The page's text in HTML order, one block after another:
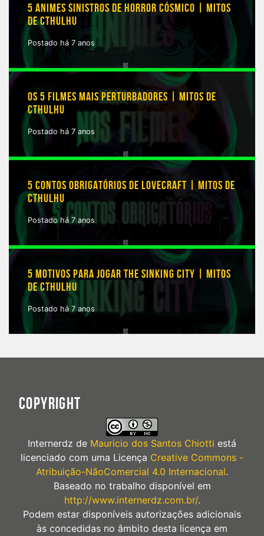
5 ANIMES SINISTROS DE HORROR CÓSMICO | MITOS
DE CTHULHU
Postado há 7 anos
OS 5 FILMES MAIS PERTURBADORES | MITOS DE
CTHULHU
Postado há 7 anos
5 CONTOS OBRIGATÓRIOS DE LOVECRAFT | MITOS DE
CTHULHU
Postado há 7 anos
5 MOTIVOS PARA JOGAR THE SINKING CITY | MITOS
DE CTHULHU
Postado há 7 anos
COPYRIGHT
Internerdz de Mauricio dos Santos Chiotti está
licenciado com uma Licença Creative Commons -
Atribuição-NãoComercial 4.0 Internacional.
Baseado no trabalho disponível em
http://www.internerdz.com.br/.
Podem estar disponíveis autorizações adicionais
às concedidas no âmbito desta licença em